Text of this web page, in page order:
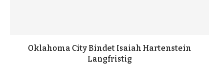
Oklahoma City Bindet Isaiah Hartenstein
Langfristig